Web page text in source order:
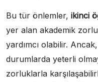
Bu tür önlemler, ikinci
yer alan akademik
yardımcı olabilir.
durumlarda yeterli
zorluklarla